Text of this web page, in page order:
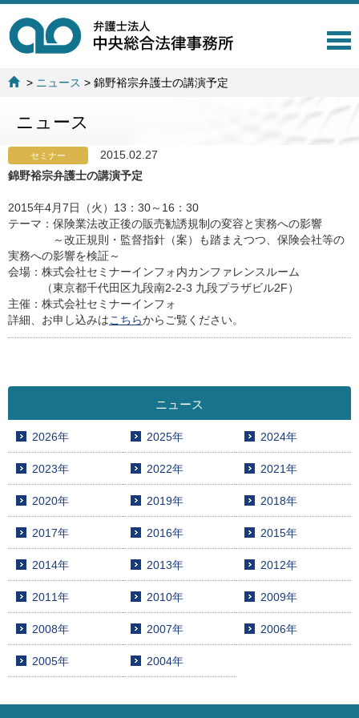
T
> ニュース >錦野裕宗弁護士の講演予定
ニュース
セミナー
2015.02.27
錦野裕宗弁護士の講演予定
2015年4月7日（火）13：30～16：30
テーマ：保険業法改正後の販売勧誘規制の変容と実務への影響
～改正規則・監督指針（案）も踏まえつつ、保険会社等の
実務への影響を検証～
会場：株式会社セミナーインフォ内カンファレンスルーム
（東京都千代田区九段南2-2-3 九段プラザビル2F）
主催：株式会社セミナーインフォ
詳細、お申し込みはこちらからご覧ください。
ニュース
2026年 2025年 2024年
2023年 2022年 2021年
2020年 2019年 2018年
2017年 2016年 2015年
2014年 2013年 2012年
2011年 2010年 2009年
2008年 2007年 2006年
2005年 2004年